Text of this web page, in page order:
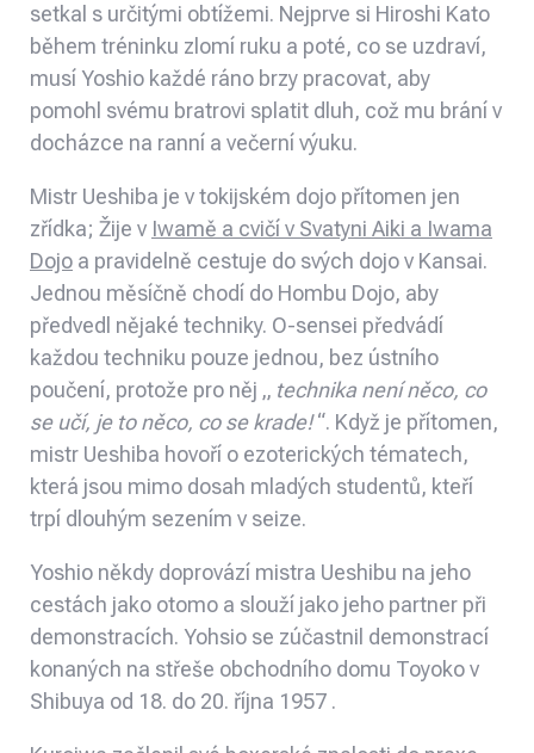
setkal s určitými obtížemi. Nejprve si Hiroshi Kato
během tréninku zlomí ruku a poté, co se uzdraví,
musí Yoshio každé ráno brzy pracovat, aby
pomohl svému bratrovi splatit dluh, což mu brání v
docházce na ranní a večerní výuku.
Mistr Ueshiba je v tokijském dojo přítomen jen
zřídka; Žije v Iwamě a cvičí v Svatyni Aiki a Iwama
Dojo a pravidelně cestuje do svých dojo v Kansai.
Jednou měsíčně chodí do Hombu Dojo, aby
předvedl nějaké techniky. O-sensei předvádí
každou techniku ​​pouze jednou, bez ústního
poučení, protože pro něj „ technika není něco, co
se učí, je to něco, co se krade!“. Když je přítomen,
mistr Ueshiba hovoří o ezoterických tématech,
která jsou mimo dosah mladých studentů, kteří
trpí dlouhým sezením v seize.
Yoshio někdy doprovází mistra Ueshibu na jeho
cestách jako otomo a slouží jako jeho partner při
demonstracích. Yohsio se zúčastnil demonstrací
konaných na střeše obchodního domu Toyoko v
Shibuya od 18. do 20. října 1957 .